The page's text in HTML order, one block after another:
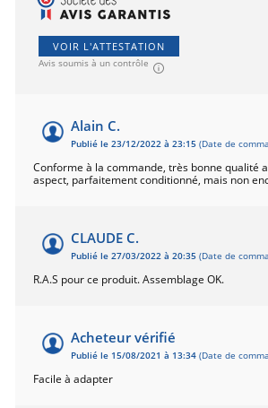
VOIR L'ATTESTATION
Avis soumis à un contrôle
Alain C.
Publié le 23/12/2022 à 23:15 (Date de
Conforme à la commande, très bonne qualité
aspect, parfaitement conditionné, mais non
CLAUDE C.
Publié le 27/03/2022 à 20:35 (Date de
R.A.S pour ce produit. Assemblage OK.
Acheteur vérifié
Publié le 15/08/2021 à 13:34 (Date de
Facile à adapter